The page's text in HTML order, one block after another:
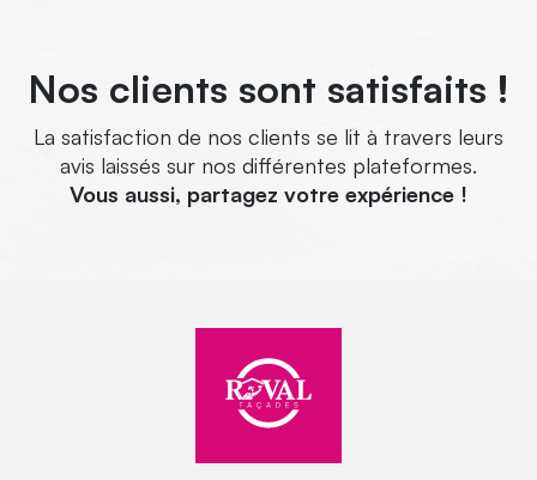
Nos clients sont satisfaits !
La satisfaction de nos clients se lit à travers leurs
avis laissés sur nos différentes plateformes.
Vous aussi, partagez votre expérience !